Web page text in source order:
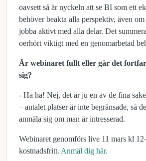
oavsett så är nyckeln att se BI som ett
behöver beakta alla perspektiv, även
jobba aktivt med alla delar. Det
oerhört viktigt med en genomarbetad
Är webinaret fullt eller går det
sig?
- Ha ha! Nej, det är ju en av de fina
– antalet platser är inte begränsade, så
anmäla sig om man är intresserad.
Webinaret genomförs live 11 mars kl
kostnadsfritt. Anmäl dig här.